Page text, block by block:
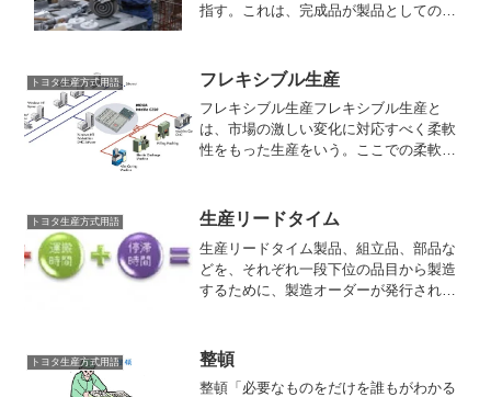
指す。これは、完成品が製品としての要
問題、損失を未然に防ぐために行われ
る。製造過程には、そのほ...
トヨタ生産方式用語 フレキシブル生産
フレキシブル生産フレキシブル生産と
は、市場の激しい変化に対応すべく柔軟
性をもった生産をいう。ここでの柔軟性
る。略称はFMS。フレキシブル･マニュフ
ァクチャリング･...
トヨタ生産方式用語 生産リードタイム
生産リードタイム製品、組立品、部品な
どを、それぞれ一段下位の品目から製造
するために、製造オーダーが発行されて
各工程での時間、つまり工程リードタイ
ムと各工程間の運搬時間で...
トヨタ生産方式用語 整頓
整頓「必要なものをだけを誰もがわかる